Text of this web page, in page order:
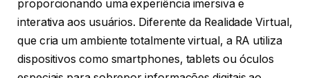
proporcionando uma experiência imersiva e
interativa aos usuários. Diferente da Realidade Virtual,
que cria um ambiente totalmente virtual, a RA utiliza
dispositivos como smartphones, tablets ou óculos